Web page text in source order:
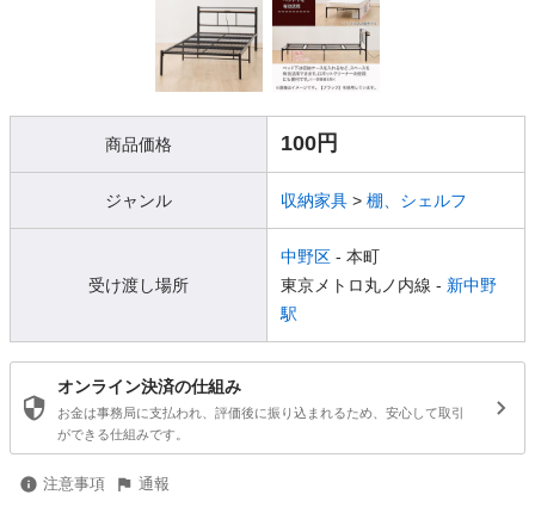
商品価格 100円
ジャンル 収納家具 > 棚、シェルフ
受け渡し場所
中野区 - 本町
東京メトロ丸ノ内線 - 新中野
駅
オンライン決済の仕組み
お金は事務局に支払われ、評価後に振り込まれるため、安心して取引
ができる仕組みです。
注意事項 通報